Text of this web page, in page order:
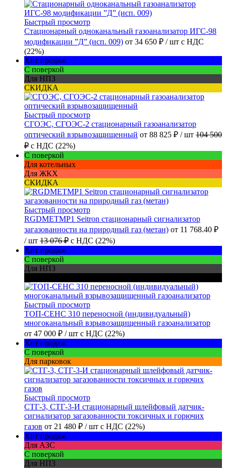
Быстрый просмотр
Стационарный одноканальный газоанализатор ИГС-98
модификации ”Д” (исп. 009) от 34 650 ₽ / шт с НДС
(22%)
Хит продаж
С поверкой
Для НПЗ
СКИДКА
Быстрый просмотр
СГОЭС, СГОЭС-2 стационарный газоанализатор
оптический взрывозащищенный от 88 825 ₽ / шт 104 500
₽ с НДС (22%)
С поверкой
Для котельных
Для ЖКХ
СКИДКА
Быстрый просмотр
RGDMETMP1 Seitron стационарный сигнализатор
загазованности на природный газ (метан) от 11 768.40 ₽
/ шт 13 076 ₽ с НДС (22%)
Хит продаж
С поверкой
Для НПЗ
Быстрый просмотр
ТОП-СЕНС 310 переносной (индивидуальный)
многоканальный взрывозащищенный газоанализатор
от 47 000 ₽ / шт с НДС (22%)
Хит продаж
С поверкой
Для парковок
Быстрый просмотр
СТГ-3, СТГ-3-И стационарный шлейфовый датчик-
сигнализатор загазованности токсичных и горючих
газов от 21 480 ₽ / шт с НДС (22%)
Хит продаж
Для АЗС
С поверкой
Для НПЗ